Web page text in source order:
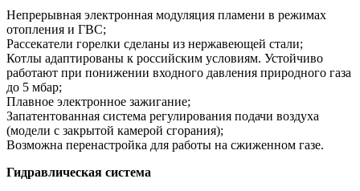
Непрерывная электронная модуляция пламени в режимах
отопления и ГВС;
Рассекатели горелки сделаны из нержавеющей стали;
Котлы адаптированы к российским условиям. Устойчиво
работают при понижении входного давления природного газа
до 5 мбар;
Плавное электронное зажигание;
Запатентованная система регулирования подачи воздуха
(модели с закрытой камерой сгорания);
Возможна перенастройка для работы на сжиженном газе.
Гидравлическая система